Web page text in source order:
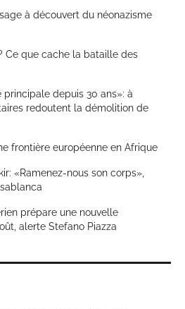
à découvert du néonazisme
Ce que cache la bataille des
principale depuis 30 ans»: à
redoutent la démolition de
frontière européenne en Afrique
«Ramenez-nous son corps»,
prépare une nouvelle
alerte Stefano Piazza